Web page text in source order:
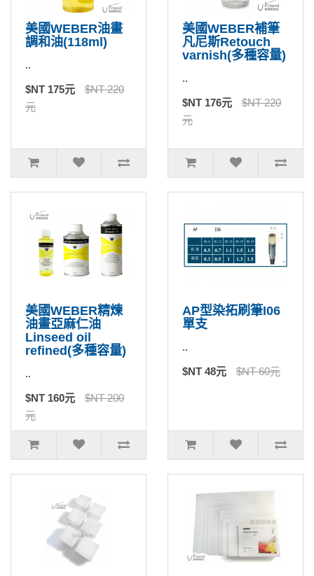
美國WEBER油畫
調和油(118ml)
..
$NT 175元
$NT 220
元
美國WEBER補筆
凡尼斯Retouch
varnish(多種容量)
..
$NT 176元
$NT 220
元
美國WEBER精煉
油畫亞麻仁油
Linseed oil
refined(多種容量)
..
$NT 160元
$NT 200
元
AP型染拓刷筆I06
單支
..
$NT 48元 $NT 60元